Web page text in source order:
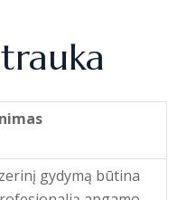
gydymą būtina